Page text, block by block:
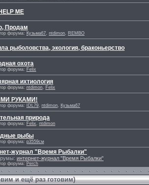
ME
Продам
форума: Кузьма67, ntdimon, REMBO
рыболовства, экология, браконьерство
охота
форума: Felix
ихтиология
форума: ntdimon, Felix
РУКАМИ!
форума: IDL79, ntdimon, Кузьма67
природа
форума: Felix , ntdimon
рыбы
форума: р3559см
журнал "Время Рыбалки"
интернет-журнал "Время Рыбалки"
форума: Perch
и ещё раз готовим)